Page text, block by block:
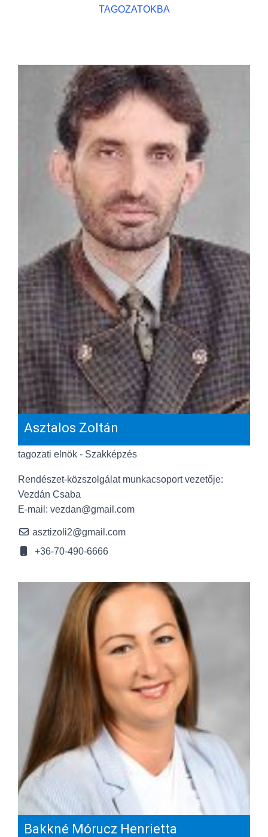
TAGOZATOKBA
Asztalos Zoltán
tagozati elnök - Szakképzés
Rendészet-közszolgálat munkacsoport vezetője:
Vezdán Csaba
E-mail: vezdan@gmail.com
asztizoli2@gmail.com
+36-70-490-6666
Bakkné Mórucz Henrietta